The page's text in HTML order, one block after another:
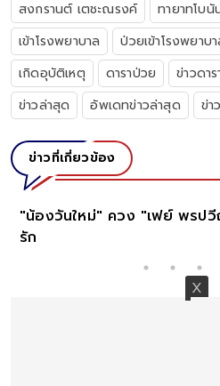
สงกรานต์ เตชะณรงค์
ทายาทโบนั
เข้าโรงพยาบาล
ป่วยเข้าโรงพยาบ
เกิดอุบัติเหตุ
ดาราป่วย ข่าวดาร
ข่าวล่าสุด
อัพเดทข่าวล่าสุด ข่า
ข่าวที่เกี่ยวข้อง
สปิริตนักแสดง "จุ๋ย วรัทยา" โ
หนังใหญ่